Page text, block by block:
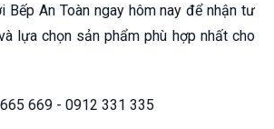
Bếp An Toàn ngay hôm nay để nhận tư
lựa chọn sản phẩm phù hợp nhất cho
669 - 0912 331 335